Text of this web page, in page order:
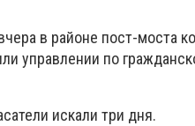
в районе пост-моста
управлении по
искали три дня.